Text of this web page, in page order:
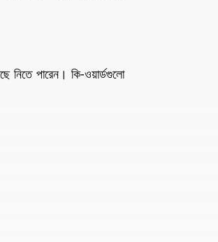
নিতে পারেন। কি-ওয়ার্ডগুলো